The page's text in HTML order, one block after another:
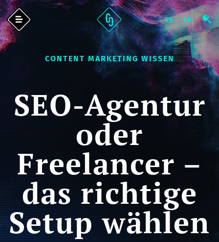
CONTENT MARKETING WISSEN
SEO-Agentur
oder
Freelancer –
das richtige
Setup wählen